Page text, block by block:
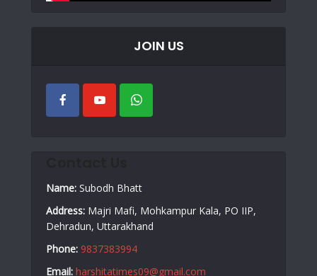
JOIN US
Name: Subodh Bhatt
Address: Majri Mafi, Mohkampur Kala, PO IIP,
Dehradun, Uttarakhand
Phone: 9837383994
Email: harshitatimes09@gmail.com